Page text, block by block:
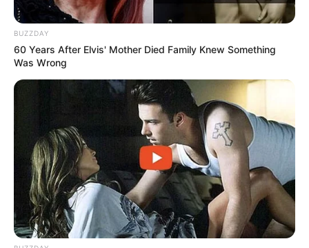
BUZZDAY
60 Years After Elvis' Mother Died Family Knew Something
Was Wrong